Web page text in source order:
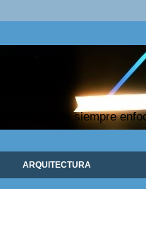
y arte siempre
ARQUITECTURA